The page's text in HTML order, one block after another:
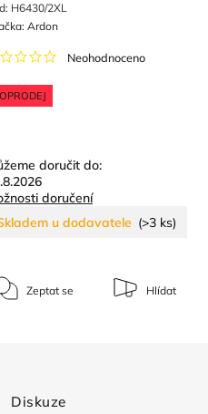
H6430/2XL
Neohodnoceno
Ardon
doručit do:
doručení
u dodavatele (>3 ks)
Zeptat se Hlídat
Diskuze